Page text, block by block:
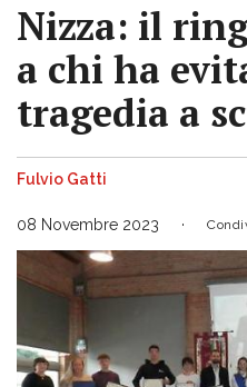
Nizza: il
a chi ha
tragedia a
Fulvio Gatti
08 Novembre 2023